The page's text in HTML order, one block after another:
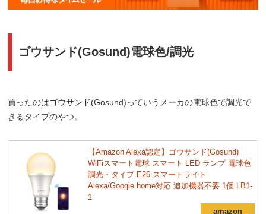
ゴウサンド(Gosund)電球色/調光
買ったのはゴウサンド(Gosund)っていうメーカの電球色で調光で
きるタイプのやつ。
【Amazon Alexa認定】ゴウサンド(Gosund)
WiFiスマート電球 スマート LED ランプ 電球色
調光・タイプ E26 スマートライト
Alexa/Google home対応 追加機器不要 1個 LB1-
1